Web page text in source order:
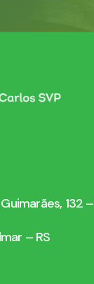
132 –
– RS